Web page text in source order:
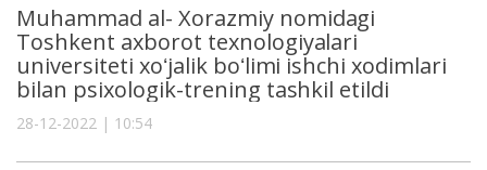
Muhammad al- Xorazmiy nomidagi
Toshkent axborot texnologiyalari
universiteti xoʻjalik boʻlimi ishchi xodimlari
bilan psixologik-trening tashkil etildi
28-12-2022 | 10:54